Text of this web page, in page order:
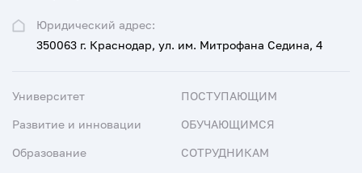
Юридический адрес:
350063 г. Краснодар, ул. им. Митрофана Седина, 4
Университет
Развитие и инновации
Образование
ПОСТУПАЮЩИМ
ОБУЧАЮЩИМСЯ
СОТРУДНИКАМ